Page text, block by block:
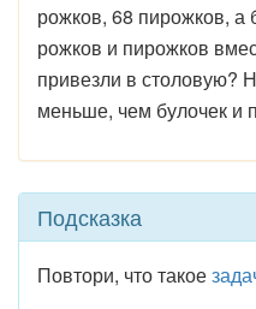
рожков, 68 пирожков, а
рожков и пирожков
привезли в столовую?
меньше, чем булочек и
Подсказка
Повтори, что такое